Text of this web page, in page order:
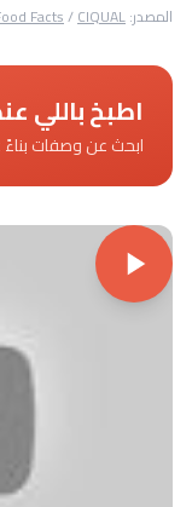
المصدر: Facts/CIQUAL
اطبخ باللي
ابحث عن وصفات